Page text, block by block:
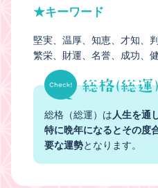
★キーワード
堅実 温厚 知恵 才知
繁栄
財運 名誉 成功
総格（総運）は人生を通
特に晩年になるとその度
要な運勢となります。